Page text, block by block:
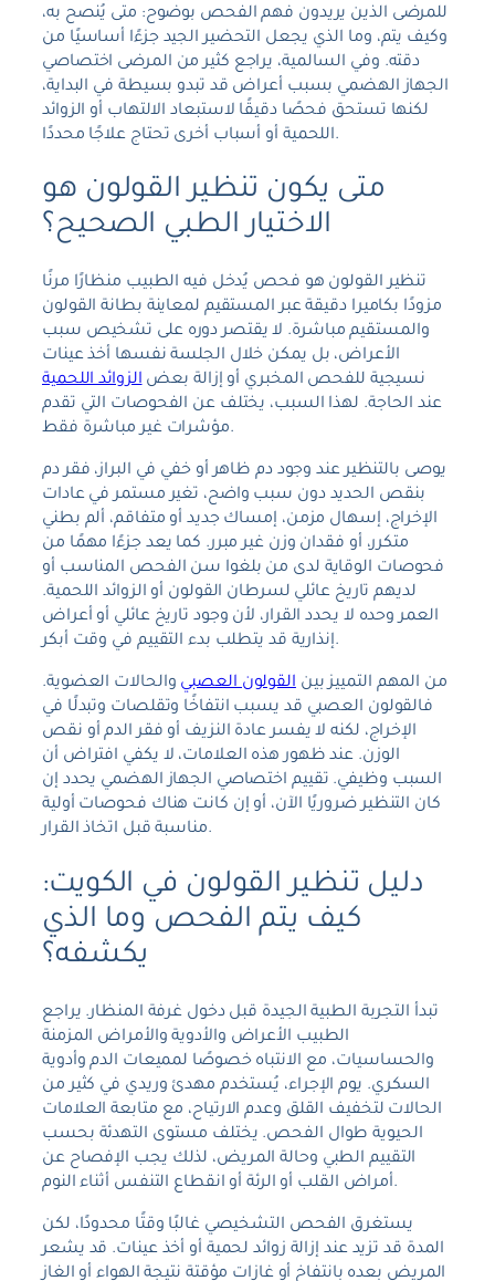
للمرضى الذين يريدون فهم الفحص بوضوح: متى يُنصح به،
وكيف يتم، وما الذي يجعل التحضير الجيد جزءًا أساسيًا من
دقته. وفي السالمية، يراجع كثير من المرضى اختصاصي
الجهاز الهضمي بسبب أعراض قد تبدو بسيطة في البداية،
لكنها تستحق فحصًا دقيقًا لاستبعاد الالتهاب أو الزوائد
اللحمية أو أسباب أخرى تحتاج علاجًا محددًا.
متى يكون تنظير القولون هو
الاختيار الطبي الصحيح؟
تنظير القولون هو فحص يُدخل فيه الطبيب منظارًا مرنًا
مزودًا بكاميرا دقيقة عبر المستقيم لمعاينة بطانة القولون
والمستقيم مباشرة. لا يقتصر دوره على تشخيص سبب
الأعراض، بل يمكن خلال الجلسة نفسها أخذ عينات
نسيجية للفحص المخبري أو إزالة بعضالزوائد اللحمية
عند الحاجة. لهذا السبب، يختلف عن الفحوصات التي تقدم
مؤشرات غير مباشرة فقط.
يوصى بالتنظير عند وجود دم ظاهر أو خفي في البراز، فقر دم
بنقص الحديد دون سبب واضح، تغير مستمر في عادات
الإخراج، إسهال مزمن، إمساك جديد أو متفاقم، ألم بطني
متكرر، أو فقدان وزن غير مبرر. كما يعد جزءًا مهمًا من
فحوصات الوقاية لدى من بلغوا سن الفحص المناسب أو
لديهم تاريخ عائلي لسرطان القولون أو الزوائد اللحمية.
العمر وحده لا يحدد القرار، لأن وجود تاريخ عائلي أو أعراض
إنذارية قد يتطلب بدء التقييم في وقت أبكر.
من المهم التمييز بينالقولون العصبي والحالات العضوية.
فالقولون العصبي قد يسبب انتفاخًا وتقلصات وتبدلًا في
الإخراج، لكنه لا يفسر عادة النزيف أو فقر الدم أو نقص
الوزن. عند ظهور هذه العلامات، لا يكفي افتراض أن
السبب وظيفي. تقييم اختصاصي الجهاز الهضمي يحدد إن
كان التنظير ضروريًا الآن، أو إن كانت هناك فحوصات أولية
مناسبة قبل اتخاذ القرار.
دليل تنظير القولون في الكويت:
كيف يتم الفحص وما الذي
يكشفه؟
تبدأ التجربة الطبية الجيدة قبل دخول غرفة المنظار. يراجع
الطبيب الأعراض والأدوية والأمراض المزمنة
والحساسيات، مع الانتباه خصوصًا لمميعات الدم وأدوية
السكري. يوم الإجراء، يُستخدم مهدئ وريدي في كثير من
الحالات لتخفيف القلق وعدم الارتياح، مع متابعة العلامات
الحيوية طوال الفحص. يختلف مستوى التهدئة بحسب
التقييم الطبي وحالة المريض، لذلك يجب الإفصاح عن
أمراض القلب أو الرئة أو انقطاع التنفس أثناء النوم.
يستغرق الفحص التشخيصي غالبًا وقتًا محدودًا، لكن
المدة قد تزيد عند إزالة زوائد لحمية أو أخذ عينات. قد يشعر
المريض بعده بانتفاخ أو غازات مؤقتة نتيجة الهواء أو الغاز